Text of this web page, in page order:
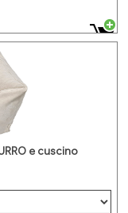
e cuscino
con incisione